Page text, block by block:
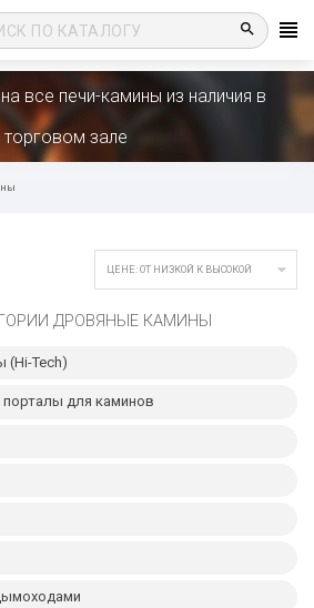
search
все печи-камины из наличия в
торговом зале
ЦЕНЕ: ОТ НИЗКОЙ К ВЫСОКОЙ 
ДРОВЯНЫЕ КАМИНЫ
(Hi-Tech)
для каминов